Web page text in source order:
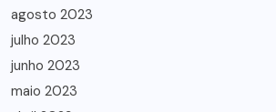
agosto 2023
julho 2023
junho 2023
maio 2023